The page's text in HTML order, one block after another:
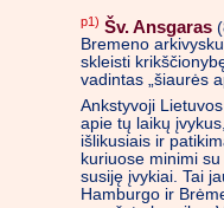
p1) Šv. Ansgaras
Bremeno
skleisti
vadintas „šiaurės
Ankstyvoji
apie tų laikų
išlikusiais ir
kuriuose minimi
susiję įvykiai. Tai
Hamburgo ir